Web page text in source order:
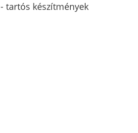
tartós készítmények